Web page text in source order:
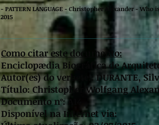
- PATTERN LANGUAGE - Christopher Alexander -
2015
Como citar este documento:
Enciclopædia Biográfica de
Autor(es) do verbete:: DURANTE,
Título: Christopher Wolfgang
Documento nº: A14
Disponível na Internet via: